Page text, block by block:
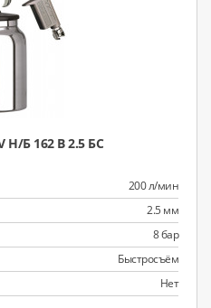
Б 162 В 2.5 БС
200 л/мин
2.5 мм
8 бар
Быстросъём
Нет